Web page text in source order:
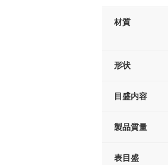
材質
形状
目盛内容
製品質量
表目盛